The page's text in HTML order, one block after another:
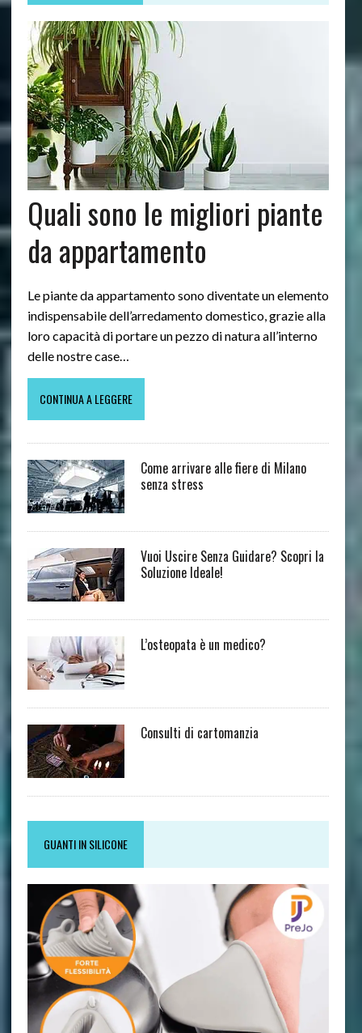
Quali sono le migliori piante
da appartamento
Le piante da appartamento sono diventate un elemento
indispensabile dell’arredamento domestico, grazie alla
loro capacità di portare un pezzo di natura all’interno
delle nostre case…
CONTINUA A LEGGERE
Come arrivare alle fiere di Milano
senza stress
Vuoi Uscire Senza Guidare? Scopri la
Soluzione Ideale!
L’osteopata è un medico?
Consulti di cartomanzia
GUANTI IN SILICONE